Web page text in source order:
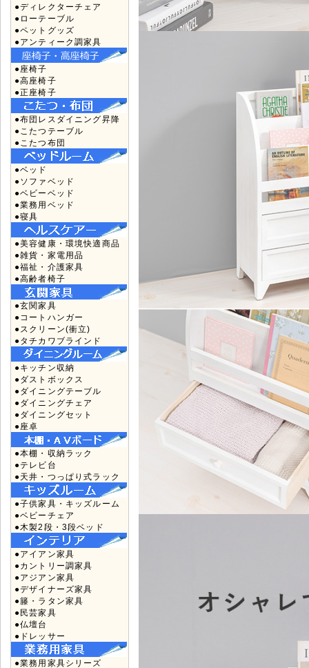
●ディレクターチェア
●ローテーブル
●ペットグッズ
●アンティーク調家具
●座椅子
●高座椅子
●正座椅子
●布団レスダイニング昇降
●こたつテーブル
●こたつ布団
●ベッド
●ソファベッド
●ベビーベッド
●業務用ベッド
●寝具
●美容健康・環境快適商品
●雑貨・家電用品
●福祉・介護家具
●高齢者椅子
●玄関家具
●コートハンガー
●スクリーン(衝立)
●タチカワブラインド
●キッチン収納
●ダストボックス
●ダイニングテーブル
●ダイニングチェア
●ダイニングセット
●座卓
●本棚・収納ラック
●テレビ台
●天井・つっぱり式ラック
●子供家具・キッズルーム
●ベビーチェア
●木製2段・3段ベッド
●アイアン家具
●カントリー調家具
●アジアン家具
●デザイナーズ家具
●籐・ラタン家具
●民芸家具
●仏壇台
●ドレッサー
●業務用家具シリーズ